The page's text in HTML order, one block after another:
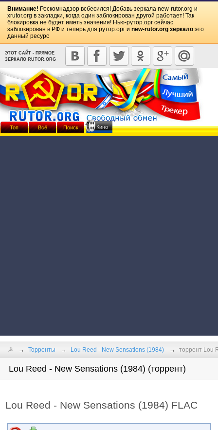
Внимание! Роскомнадзор всбесился! Добавь зеркала new-rutor.org и
xrutor.org в закладки, когда один заблокирован другой работает! Так
блокировка не будет иметь значения! Нью-рутор.орг сейчас
заблокирован в РФ и теперь для рутор.орг и new-rutor.org зеркало это
данный ресурс
ЭТОТ САЙТ - ПРЯМОЕ
ЗЕРКАЛО RUTOR.ORG
☭ Торренты Lou Reed - New Sensations (1984) торрент Lou
Lou Reed - New Sensations (1984) (торрент)
Lou Reed - New Sensations (1984) FLAC